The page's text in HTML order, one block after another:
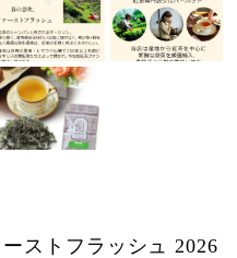
ストフラッシュ 2026